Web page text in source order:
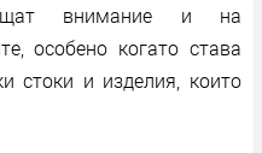
внимание и на
особено когато става
стоки и изделия, които